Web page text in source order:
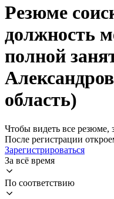
Резюме
должность
полной
область)
Чтобы видеть все резюме,
После регистрации
Зарегистрироваться
За всё время
По соответствию